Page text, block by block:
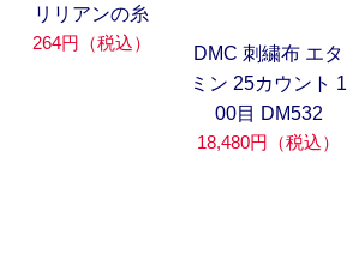
リリアンの糸
264円（税込）
DMC 刺繍布 エタ
ミン 25カウント 1
00目 DM532
18,480円（税込）